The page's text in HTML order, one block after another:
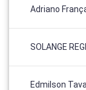
Adriano
SOLANGE
Edmilson